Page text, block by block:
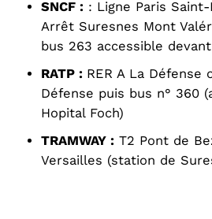
SNCF : : Ligne Paris
Arrêt Suresnes Mont
bus 263 accessible
RATP : RER A La Défense
Défense puis bus n° 360
Hopital Foch)
TRAMWAY : T2 Pont de
Versailles (station de